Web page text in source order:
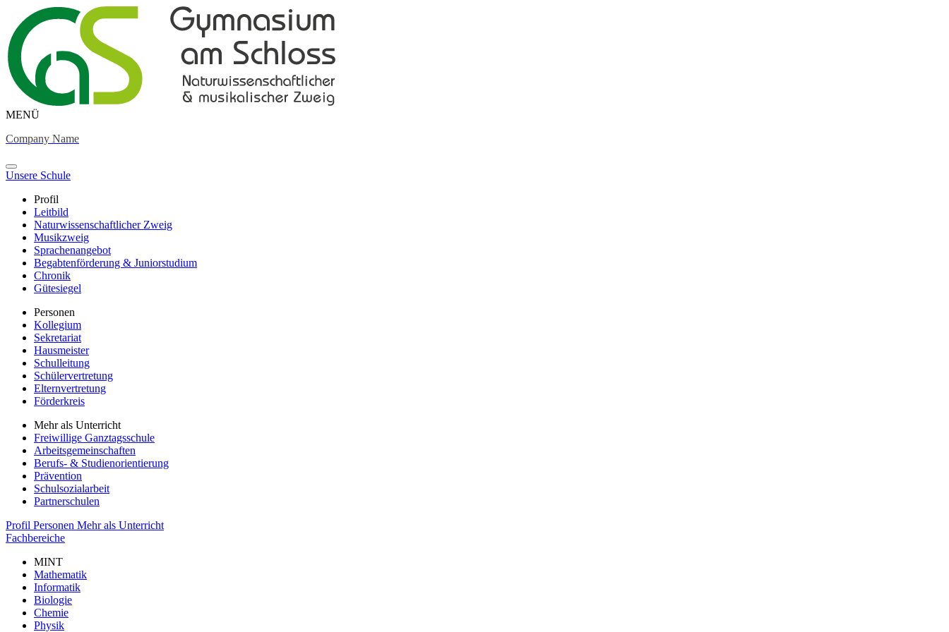
MENÜ
Company Name
Unsere Schule
Profil
Leitbild
Naturwissenschaftlicher Zweig
Musikzweig
Sprachenangebot
Begabtenförderung & Juniorstudium
Chronik
Gütesiegel
Personen
Kollegium
Sekretariat
Hausmeister
Schulleitung
Schülervertretung
Elternvertretung
Förderkreis
Mehr als Unterricht
Freiwillige Ganztagsschule
Arbeitsgemeinschaften
Berufs- & Studienorientierung
Prävention
Schulsozialarbeit
Partnerschulen
Profil Personen Mehr als Unterricht
Fachbereiche
MINT
Mathematik
Informatik
Biologie
Chemie
Physik